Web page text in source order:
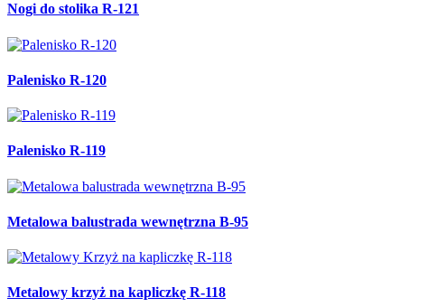
Nogi do stolika R-121
Palenisko R-120
Palenisko R-119
Metalowa balustrada wewnętrzna B-95
Metalowy krzyż na kapliczkę R-118